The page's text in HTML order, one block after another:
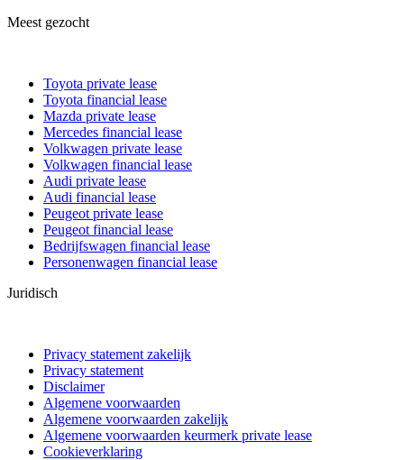
Meest gezocht
Toyota private lease
Toyota financial lease
Mazda private lease
Mercedes financial lease
Volkwagen private lease
Volkwagen financial lease
Audi private lease
Audi financial lease
Peugeot private lease
Peugeot financial lease
Bedrijfswagen financial lease
Personenwagen financial lease
Juridisch
Privacy statement zakelijk
Privacy statement
Disclaimer
Algemene voorwaarden
Algemene voorwaarden zakelijk
Algemene voorwaarden keurmerk private lease
Cookieverklaring